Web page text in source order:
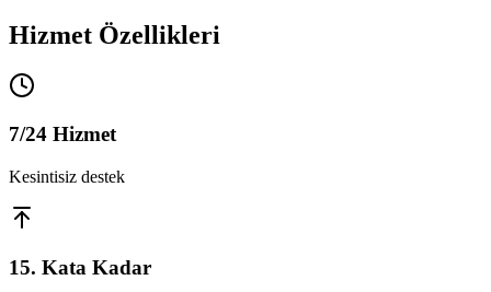
Hizmet Özellikleri
7/24 Hizmet
Kesintisiz destek
15. Kata Kadar